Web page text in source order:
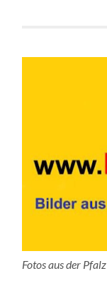
Fotos aus der Pfalz